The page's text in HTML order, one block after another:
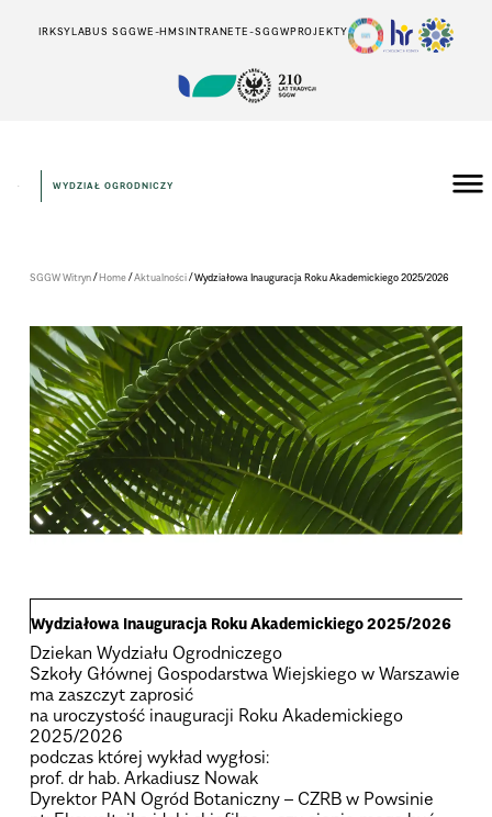
IRKSYLABUS SGGWE-HMSINTRANETE-SGGWPROJEKTY
WYDZIAŁ OGRODNICZY
SGGW Witryn/Home/Aktualności/Wydzia­łowa Inau­gu­ra­cja Roku Aka­de­mic­kiego 2025/2026
Wydzia­łowa Inau­gu­ra­cja Roku Aka­de­mic­kiego 2025/2026
Dziekan Wydziału Ogrodniczego
Szkoły Głównej Gospodarstwa Wiejskiego w Warszawie
ma zaszczyt zaprosić
na uroczystość inauguracji Roku Akademickiego
2025/2026
podczas której wykład wygłosi:
prof. dr hab. Arkadiusz Nowak
Dyrektor PAN Ogród Botaniczny – CZRB w Powsinie